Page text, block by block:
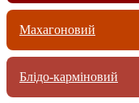
Махагоновий
Блідо-карміновий